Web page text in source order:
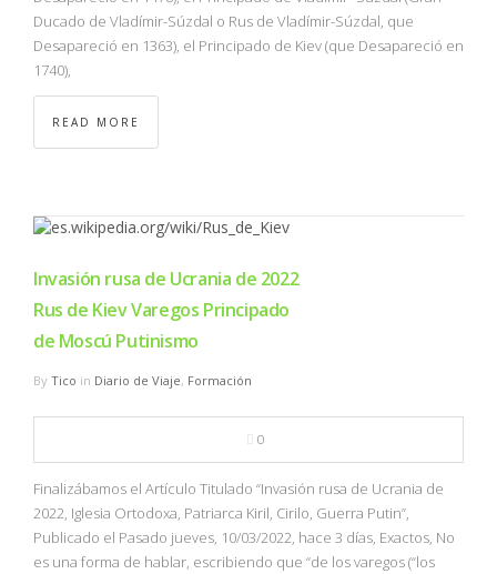
Ducado de Vladímir-Súzdal o Rus de Vladímir-Súzdal, que
Desapareció en 1363), el Principado de Kiev (que Desapareció en
1740),
READ MORE
Invasión rusa de Ucrania de 2022
Rus de Kiev Varegos Principado
de Moscú Putinismo
By Tico in Diario de Viaje, Formación
0
Finalizábamos el Artículo Titulado “Invasión rusa de Ucrania de
2022, Iglesia Ortodoxa, Patriarca Kiril, Cirilo, Guerra Putin”,
Publicado el Pasado jueves, 10/03/2022, hace 3 días, Exactos, No
es una forma de hablar, escribiendo que “de los varegos (“los